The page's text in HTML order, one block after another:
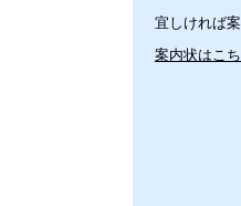
宜しければ
案内状はこ